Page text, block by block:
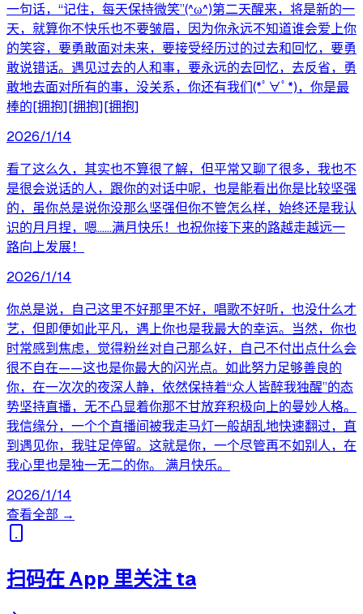
一句话，“记住，每天保持微笑”(^ω^)第二天醒来，将是新的一
天，就算你不快乐也不要皱眉，因为你永远不知道谁会爱上你
的笑容，要勇敢面对未来，要接受经历过的过去和回忆，要勇
敢说错话。遇见过去的人和事，要永远的去回忆，去反省，勇
敢地去面对所有的事，没关系，你还有我们(*ﾟ∀ﾟ*)，你是最
棒的[拥抱][拥抱][拥抱]​
2026/1/14
看了这么久，其实也不算很了解，但平常又聊了很多，我也不
是很会说话的人，跟你的对话中呢，也是能看出你是比较坚强
的，虽你总是说你没那么坚强但你不管怎么样，始终还是我认
识的月月捏，嗯……满月快乐！也祝你接下来的路越走越远一
路向上发展！
2026/1/14
你总是说，自己这里不好那里不好，唱歌不好听，也没什么才
艺，但即便如此平凡，遇上你也是我最大的幸运。当然，你也
时常感到焦虑，觉得粉丝对自己那么好，自己不付出点什么会
很不自在——这也是你最大的闪光点。如此努力足够善良的
你，在一次次的夜深人静，依然保持着“众人皆醉我独醒”的态
势坚持直播，无不凸显着你那不甘放弃积极向上的曼妙人格。
我信缘分，一个个直播间被我走马灯一般胡乱地快速翻过，直
到遇见你，我驻足停留。这就是你，一个尽管再不如别人，在
我心里也是独一无二的你。 满月快乐。
2026/1/14
查看全部 →
扫码在 App 里关注 ta